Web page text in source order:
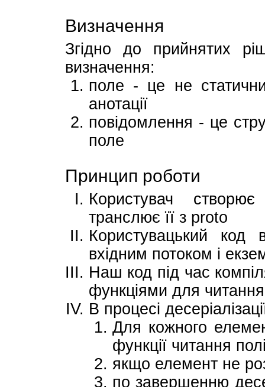
Визначення
Згідно до прийнятих
визначення:
поле - це не
анотації
повідомлення - це
поле
Принцип роботи
Користувач
транслює її з proto
Користувацький код
вхідним потоком і
Наш код під час
функціями для читання
В процесі
Для кожного
функції читання
якщо елемент не
по завершенню